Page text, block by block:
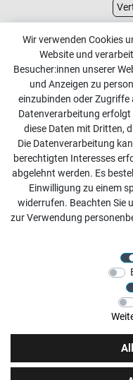
Montag -
Anrufe aus dem dt.
Mobilfunknetz ggf.
Wir verwenden Cookies
Website und
Besucher:innen unserer
und Anzeigen zu
einzubinden oder Zugriffe
Datenverarbeitung erfolgt
diese Daten mit Dritten,
Die Datenverarbeitung
berechtigten Interesses
abgelehnt werden. Es
Einwilligung zu einem
widerrufen. Beachten Sie
zur Verwendung